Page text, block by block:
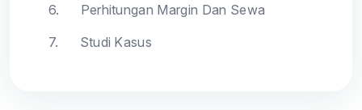
6.
Perhitungan Margin Dan Sewa
7.
Studi Kasus